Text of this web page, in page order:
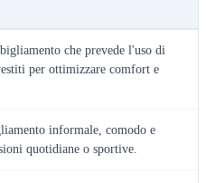
che prevede l'uso di
per ottimizzare comfort e
informale, comodo e
quotidiane o sportive.